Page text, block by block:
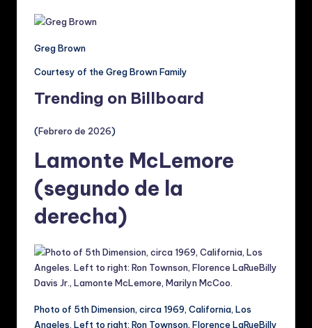
Greg Brown
Courtesy of the Greg Brown Family
Trending on Billboard
(Febrero de 2026)
Lamonte McLemore
(segundo de la
derecha)
Photo of 5th Dimension, circa 1969, California, Los
Angeles. Left to right: Ron Townson, Florence LaRueBilly